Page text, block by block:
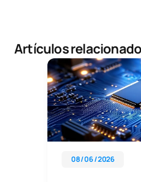
Artículos
08 / 06 / 2026